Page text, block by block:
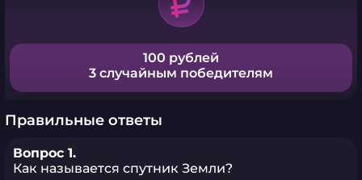
100 рублей
3 случайным победителям
Правильные ответы
Вопрос 1.
Как называется спутник Земли?